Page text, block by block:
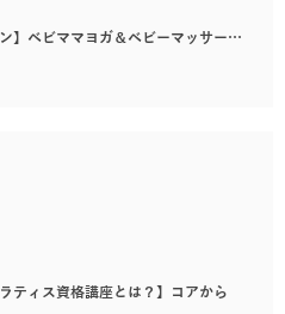
ン】ベビママヨガ＆ベビーマッサー…
ティス資格講座とは？】コアから